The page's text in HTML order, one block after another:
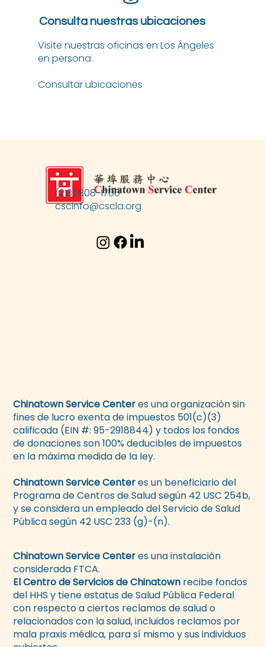
Consulta nuestras ubicaciones
Visite nuestras oficinas en Los Ángeles
en persona.
Consultar ubicaciones
(213) 808-1700
cscinfo@cscla.org
Chinatown Service Centeres una organización sin
fines de lucro exenta de impuestos 501(c)(3)
calificada (EIN #: 95-2918844) y todos los fondos
de donaciones son 100% deducibles de impuestos
en la máxima medida de la ley.
Chinatown Service Centeres un beneficiario del
Programa de Centros de Salud según 42 USC 254b,
y se considera un empleado del Servicio de Salud
Pública según 42 USC 233 (g)-(n).
Chinatown Service Centeres una instalación
considerada FTCA.
El Centro de Servicios de Chinatown recibe fondos
del HHS y tiene estatus de Salud Pública Federal
con respecto a ciertos reclamos de salud o
relacionados con la salud, incluidos reclamos por
mala praxis médica, para sí mismo y sus individuos